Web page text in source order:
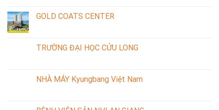
GOLD COATS CENTER
TRƯỜNG ĐẠI HỌC CỬU LONG
NHÀ MÁY Kyungbang Việt Nam